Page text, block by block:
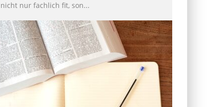
nicht nur fachlich fit, son...